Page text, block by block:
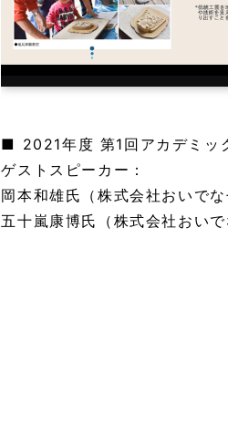
■ 2021年度 第1回アカデミッ
ゲストスピーカー：
岡本和雄氏（株式会社おいで
五十嵐康博氏（株式会社おい